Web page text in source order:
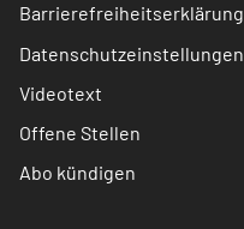
Barrierefreiheitserklärung
Datenschutzeinstellungen
Videotext
Offene Stellen
Abo kündigen